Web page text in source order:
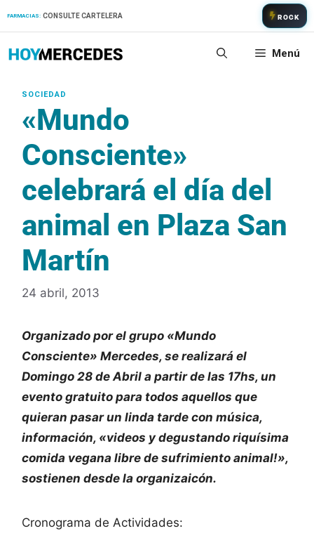
FARMACIAS: CONSULTE CARTELERA ROCK
Menú
«Mundo
Consciente»
celebrará el día del
animal en Plaza San
Martín
24 abril, 2013
Organizado por el grupo «Mundo
Consciente» Mercedes, se realizará el
Domingo 28 de Abril a partir de las 17hs, un
evento gratuito para todos aquellos que
quieran pasar un linda tarde con música,
información, «videos y degustando riquísima
comida vegana libre de sufrimiento animal!»,
sostienen desde la organizaicón.
Cronograma de Actividades: